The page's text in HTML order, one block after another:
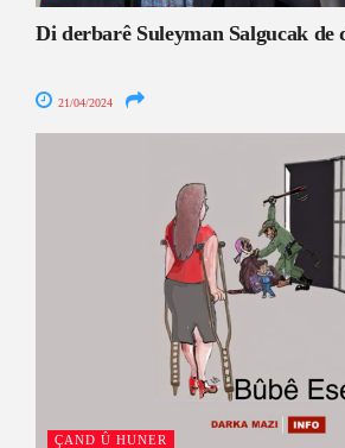
Di derbarê Suleyman Salgucak de
21/04/2024
ÇAND Û HUNER